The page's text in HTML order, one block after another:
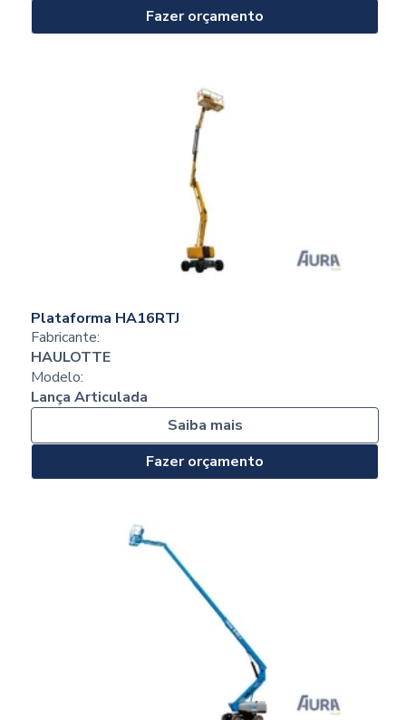
Fazer orçamento
Plataforma HA16RTJ
Fabricante:
HAULOTTE
Modelo:
Lança Articulada
Saiba mais
Fazer orçamento